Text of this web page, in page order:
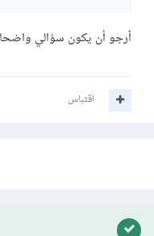
ٲرجو أن يكون سؤالي واضحا
اقتباس